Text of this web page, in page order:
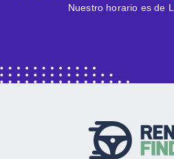
Nuestro horario es de